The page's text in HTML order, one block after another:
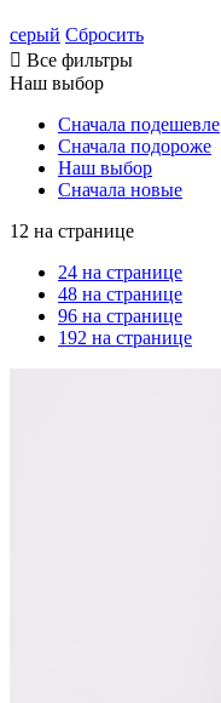
серый Сбросить
 Все фильтры
Наш выбор
Сначала подешевле
Сначала подороже
Наш выбор
Сначала новые
12 на странице
24 на странице
48 на странице
96 на странице
192 на странице